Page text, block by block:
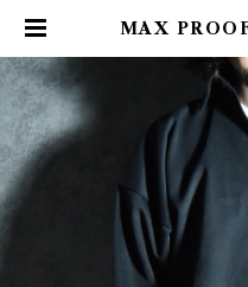
MAX
e in UK Black
ールスキン ス
ス製 ブラッ
(マーク